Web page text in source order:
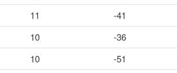
11
-41
10
-36
10
-51